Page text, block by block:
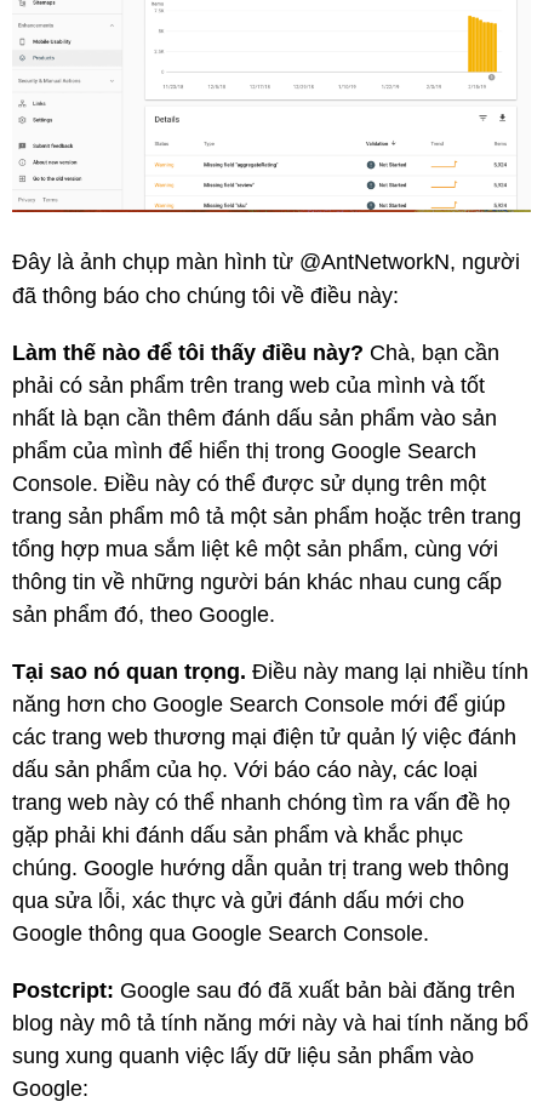
Đây là ảnh chụp màn hình từ @AntNetworkN, người
đã thông báo cho chúng tôi về điều này:
Làm thế nào để tôi thấy điều này? Chà, bạn cần
phải có sản phẩm trên trang web của mình và tốt
nhất là bạn cần thêm đánh dấu sản phẩm vào sản
phẩm của mình để hiển thị trong Google Search
Console. Điều này có thể được sử dụng trên một
trang sản phẩm mô tả một sản phẩm hoặc trên trang
tổng hợp mua sắm liệt kê một sản phẩm, cùng với
thông tin về những người bán khác nhau cung cấp
sản phẩm đó, theo Google.
Tại sao nó quan trọng. Điều này mang lại nhiều tính
năng hơn cho Google Search Console mới để giúp
các trang web thương mại điện tử quản lý việc đánh
dấu sản phẩm của họ. Với báo cáo này, các loại
trang web này có thể nhanh chóng tìm ra vấn đề họ
gặp phải khi đánh dấu sản phẩm và khắc phục
chúng. Google hướng dẫn quản trị trang web thông
qua sửa lỗi, xác thực và gửi đánh dấu mới cho
Google thông qua Google Search Console.
Postcript: Google sau đó đã xuất bản bài đăng trên
blog này mô tả tính năng mới này và hai tính năng bổ
sung xung quanh việc lấy dữ liệu sản phẩm vào
Google: